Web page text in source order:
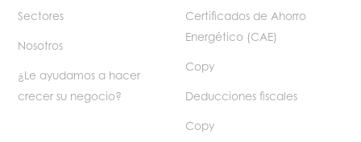
Sectores
Nosotros
¿Le ayudamos a hacer
crecer su negocio?
Certificados de Ahorro
Energético (CAE)
Copy
Deducciones fiscales
Copy